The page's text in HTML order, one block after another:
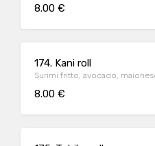
8.00 €
174. Kani roll
Surimi fritto, avocado,
8.00 €